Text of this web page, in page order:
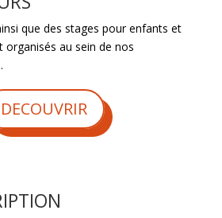
que des stages pour enfants et
organisés au sein de nos
DECOUVRIR